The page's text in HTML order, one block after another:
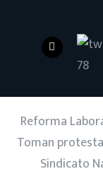
Reforma
Toman
Sindicato